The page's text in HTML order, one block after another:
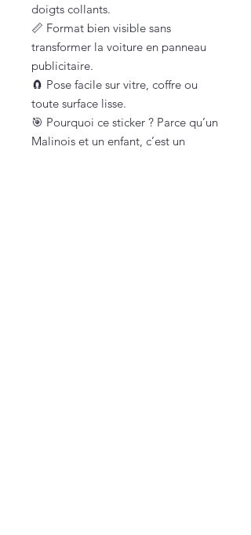
doigts collants.
📏 Format bien visible sans
transformer la voiture en panneau
publicitaire.
🧲 Pose facile sur vitre, coffre ou
toute surface lisse.
🎯 Pourquoi ce sticker ? Parce qu’un
Malinois et un enfant, c’est un